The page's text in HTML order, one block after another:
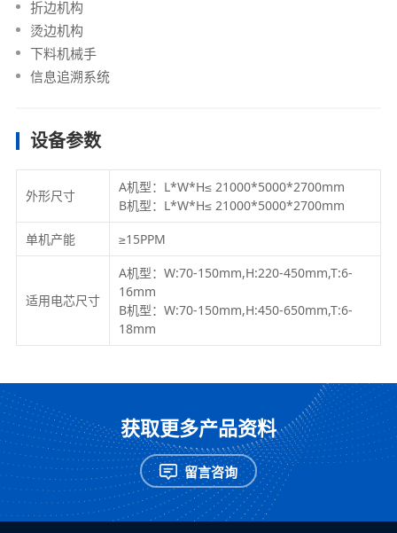
折边机构
烫边机构
下料机械手
信息追溯系统
设备参数
外形尺寸
A机型：L*W*H≤ 21000*5000*2700mm
B机型：L*W*H≤ 21000*5000*2700mm
单机产能
≥15PPM
适用电芯尺寸
A机型：W:70-150mm,H:220-450mm,T:6-
16mm
B机型：W:70-150mm,H:450-650mm,T:6-
18mm
获取更多产品资料
留言咨询